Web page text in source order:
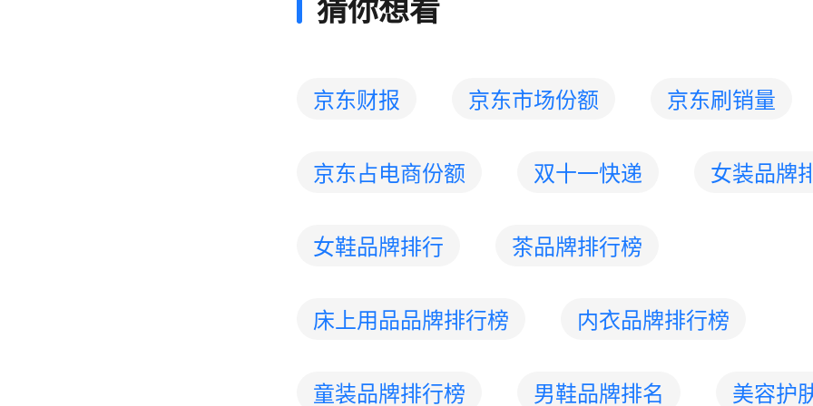
京东财报 京东市场份额 京东刷销量
京东占电商份额 双十一快递 女装品牌
女鞋品牌排行 茶品牌排行榜
床上用品品牌排行榜 内衣品牌排行榜
童装品牌排行榜 男鞋品牌排名 美容护